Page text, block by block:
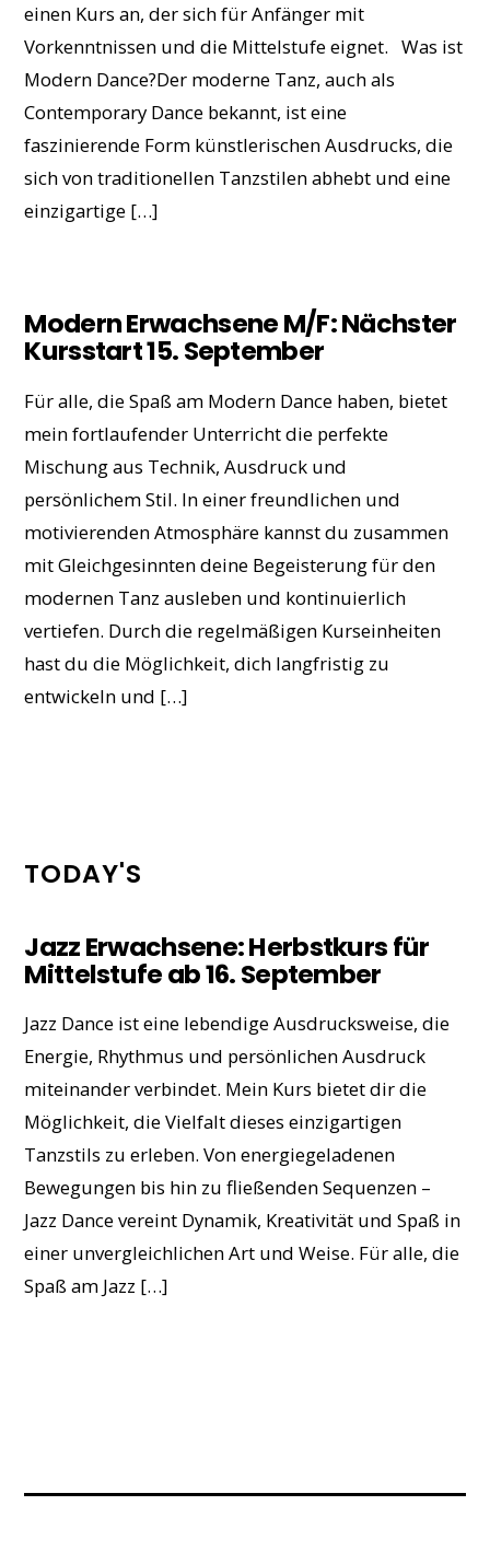
einen Kurs an, der sich für Anfänger mit
Vorkenntnissen und die Mittelstufe eignet. Was ist
Modern Dance?Der moderne Tanz, auch als
Contemporary Dance bekannt, ist eine
faszinierende Form künstlerischen Ausdrucks, die
sich von traditionellen Tanzstilen abhebt und eine
einzigartige […]
Modern Erwachsene M/F: Nächster
Kursstart 15. September
Für alle, die Spaß am Modern Dance haben, bietet
mein fortlaufender Unterricht die perfekte
Mischung aus Technik, Ausdruck und
persönlichem Stil. In einer freundlichen und
motivierenden Atmosphäre kannst du zusammen
mit Gleichgesinnten deine Begeisterung für den
modernen Tanz ausleben und kontinuierlich
vertiefen. Durch die regelmäßigen Kurseinheiten
hast du die Möglichkeit, dich langfristig zu
entwickeln und […]
TODAY'S
Jazz Erwachsene: Herbstkurs für
Mittelstufe ab 16. September
Jazz Dance ist eine lebendige Ausdrucksweise, die
Energie, Rhythmus und persönlichen Ausdruck
miteinander verbindet. Mein Kurs bietet dir die
Möglichkeit, die Vielfalt dieses einzigartigen
Tanzstils zu erleben. Von energiegeladenen
Bewegungen bis hin zu fließenden Sequenzen –
Jazz Dance vereint Dynamik, Kreativität und Spaß in
einer unvergleichlichen Art und Weise. Für alle, die
Spaß am Jazz […]